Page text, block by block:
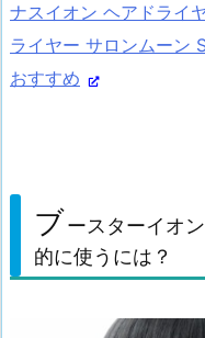
ナスイオン ヘアドライ
ライヤー サロンムーン
おすすめ
ブースターイオ
的に使うには？